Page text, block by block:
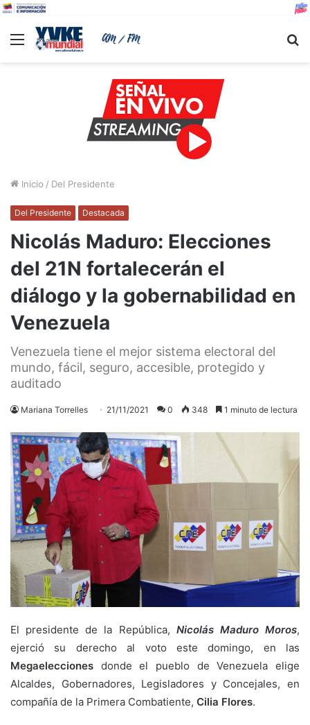
Menu
Inicio / Del Presidente
Del Presidente Destacada
Nicolás Maduro: Elecciones
del 21N fortalecerán el
diálogo y la gobernabilidad en
Venezuela
Venezuela tiene el mejor sistema electoral del
mundo, fácil, seguro, accesible, protegido y
auditado
Mariana Torrelles 21/11/2021 0 348 1 minuto de lectura
El presidente de la República, Nicolás Maduro Moros,
ejerció su derecho al voto este domingo, en las
Megaelecciones donde el pueblo de Venezuela elige
Alcaldes, Gobernadores, Legisladores y Concejales, en
compañía de la Primera Combatiente, Cilia Flores.